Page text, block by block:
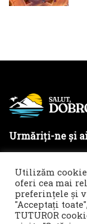
Urmăriți-ne și
Termeni și condiții
Noi îți facem
Utilizăm
oferi cea mai
preferințele și
"Acceptați
TUTUROR